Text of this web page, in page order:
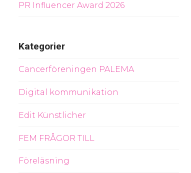
PR Influencer Award 2026
Kategorier
Cancerföreningen PALEMA
Digital kommunikation
Edit Künstlicher
FEM FRÅGOR TILL
Föreläsning